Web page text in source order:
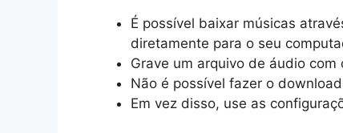
É possível baixar músicas
diretamente para o seu
Grave um arquivo de áudio
Não é possível fazer o
Em vez disso, use as